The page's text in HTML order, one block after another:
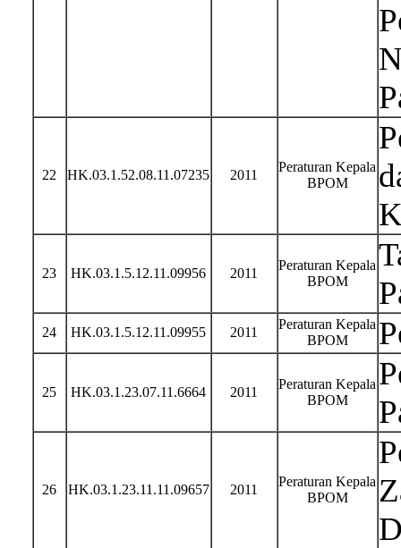
22 HK.03.1.52.08.11.07235 2011
Peraturan Kepala
BPOM
23 HK.03.1.5.12.11.09956 2011
Peraturan Kepala
BPOM
24 HK.03.1.5.12.11.09955 2011
Peraturan Kepala
BPOM
25 HK.03.1.23.07.11.6664 2011
Peraturan Kepala
BPOM
26 HK.03.1.23.11.11.09657 2011
Peraturan Kepala
BPOM